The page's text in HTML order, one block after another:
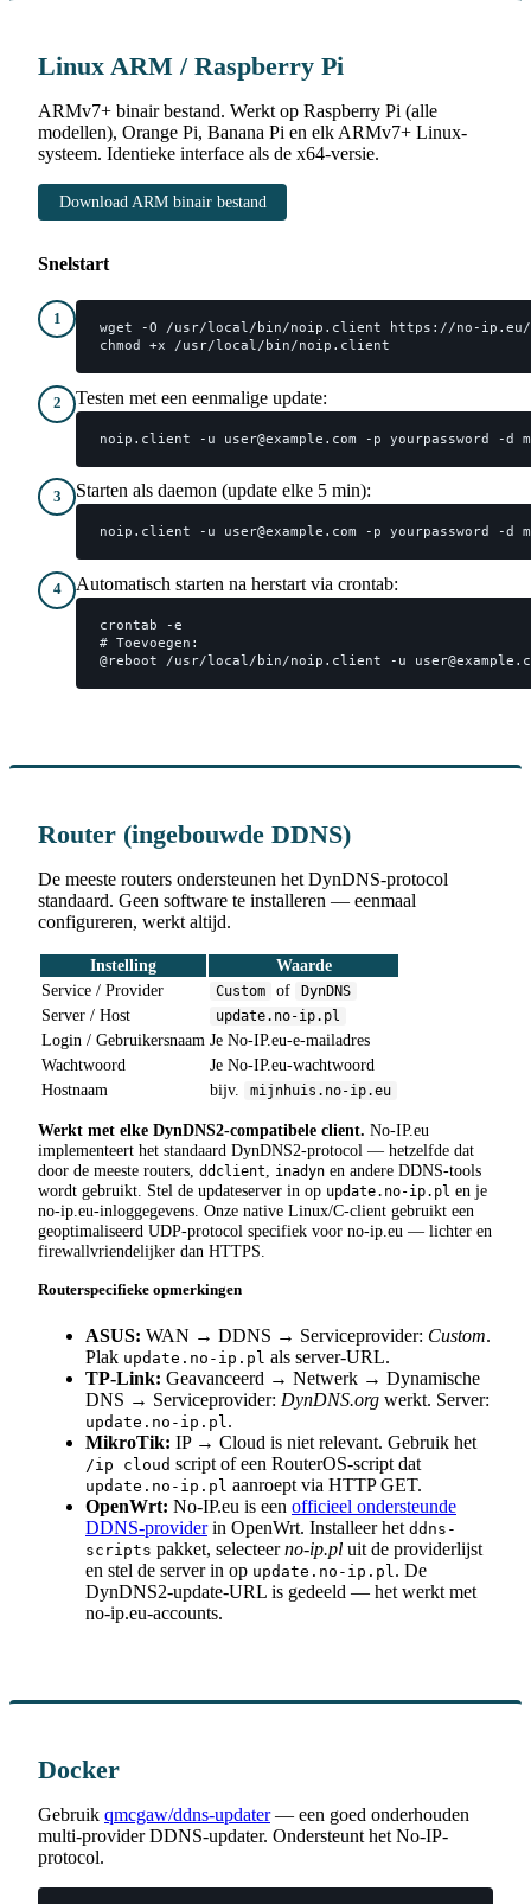
Linux ARM / Raspberry Pi
ARMv7+ binair bestand. Werkt op Raspberry Pi (alle
modellen), Orange Pi, Banana Pi en elk ARMv7+ Linux-
systeem. Identieke interface als de x64-versie.
Download ARM binair bestand
Snelstart
1
wget -O /usr/local/bin/noip.client https://no-ip.eu/
chmod +x /usr/local/bin/noip.client
2 Testen met een eenmalige update:
noip.client -u user@example.com -p yourpassword -d
3 Starten als daemon (update elke 5 min):
noip.client -u user@example.com -p yourpassword -
4 Automatisch starten na herstart via crontab:
crontab -e
# Toevoegen:
@reboot /usr/local/bin/noip.client -u
Router (ingebouwde DDNS)
De meeste routers ondersteunen het DynDNS-protocol
standaard. Geen software te installeren — eenmaal
configureren, werkt altijd.
Instelling
Waarde
Service / Provider
Custom of DynDNS
Server / Host update.no-ip.pl
Login / Gebruikersnaam Je No-IP.eu-e-mailadres
Wachtwoord
Je No-IP.eu-wachtwoord
Hostnaam
bijv. mijnhuis.no-ip.eu
Werkt met elke DynDNS2-compatibele client. No-IP.eu
implementeert het standaard DynDNS2-protocol — hetzelfde dat
door de meeste routers, ddclient inadyn en andere DDNS-tools
wordt gebruikt. Stel de updateserver in op update.no-ip.pl en je
no-ip.eu-inloggegevens. Onze native Linux/C-client gebruikt een
geoptimaliseerd UDP-protocol specifiek voor no-ip.eu — lichter en
firewallvriendelijker dan HTTPS.
Routerspecifieke opmerkingen
ASUS: WAN → DDNS → Serviceprovider: Custom.
Plak update.no-ip.pl als server-URL.
TP-Link: Geavanceerd → Netwerk → Dynamische
DNS → Serviceprovider: DynDNS.org werkt. Server:
update.no-ip.pl.
MikroTik: IP → Cloud is niet relevant. Gebruik het
/ip cloud script of een RouterOS-script dat
update.no-ip.pl aanroept via HTTP GET.
OpenWrt: No-IP.eu is een officieel ondersteunde
DDNS-providerin OpenWrt. Installeer het ddns-
scripts pakket, selecteerno-ip.pl uit de providerlijst
en stel de server in op update.no-ip.pl. De
DynDNS2-update-URL is gedeeld — het werkt met
no-ip.eu-accounts.
Docker
Gebruik qmcgaw/ddns-updater— een goed onderhouden
multi-provider DDNS-updater. Ondersteunt het No-IP-
protocol.